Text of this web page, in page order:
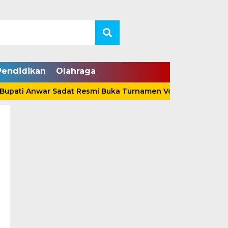
Olahraga
Anwar Sadat Resmi Buka Turnamen Voli Antar-Klub